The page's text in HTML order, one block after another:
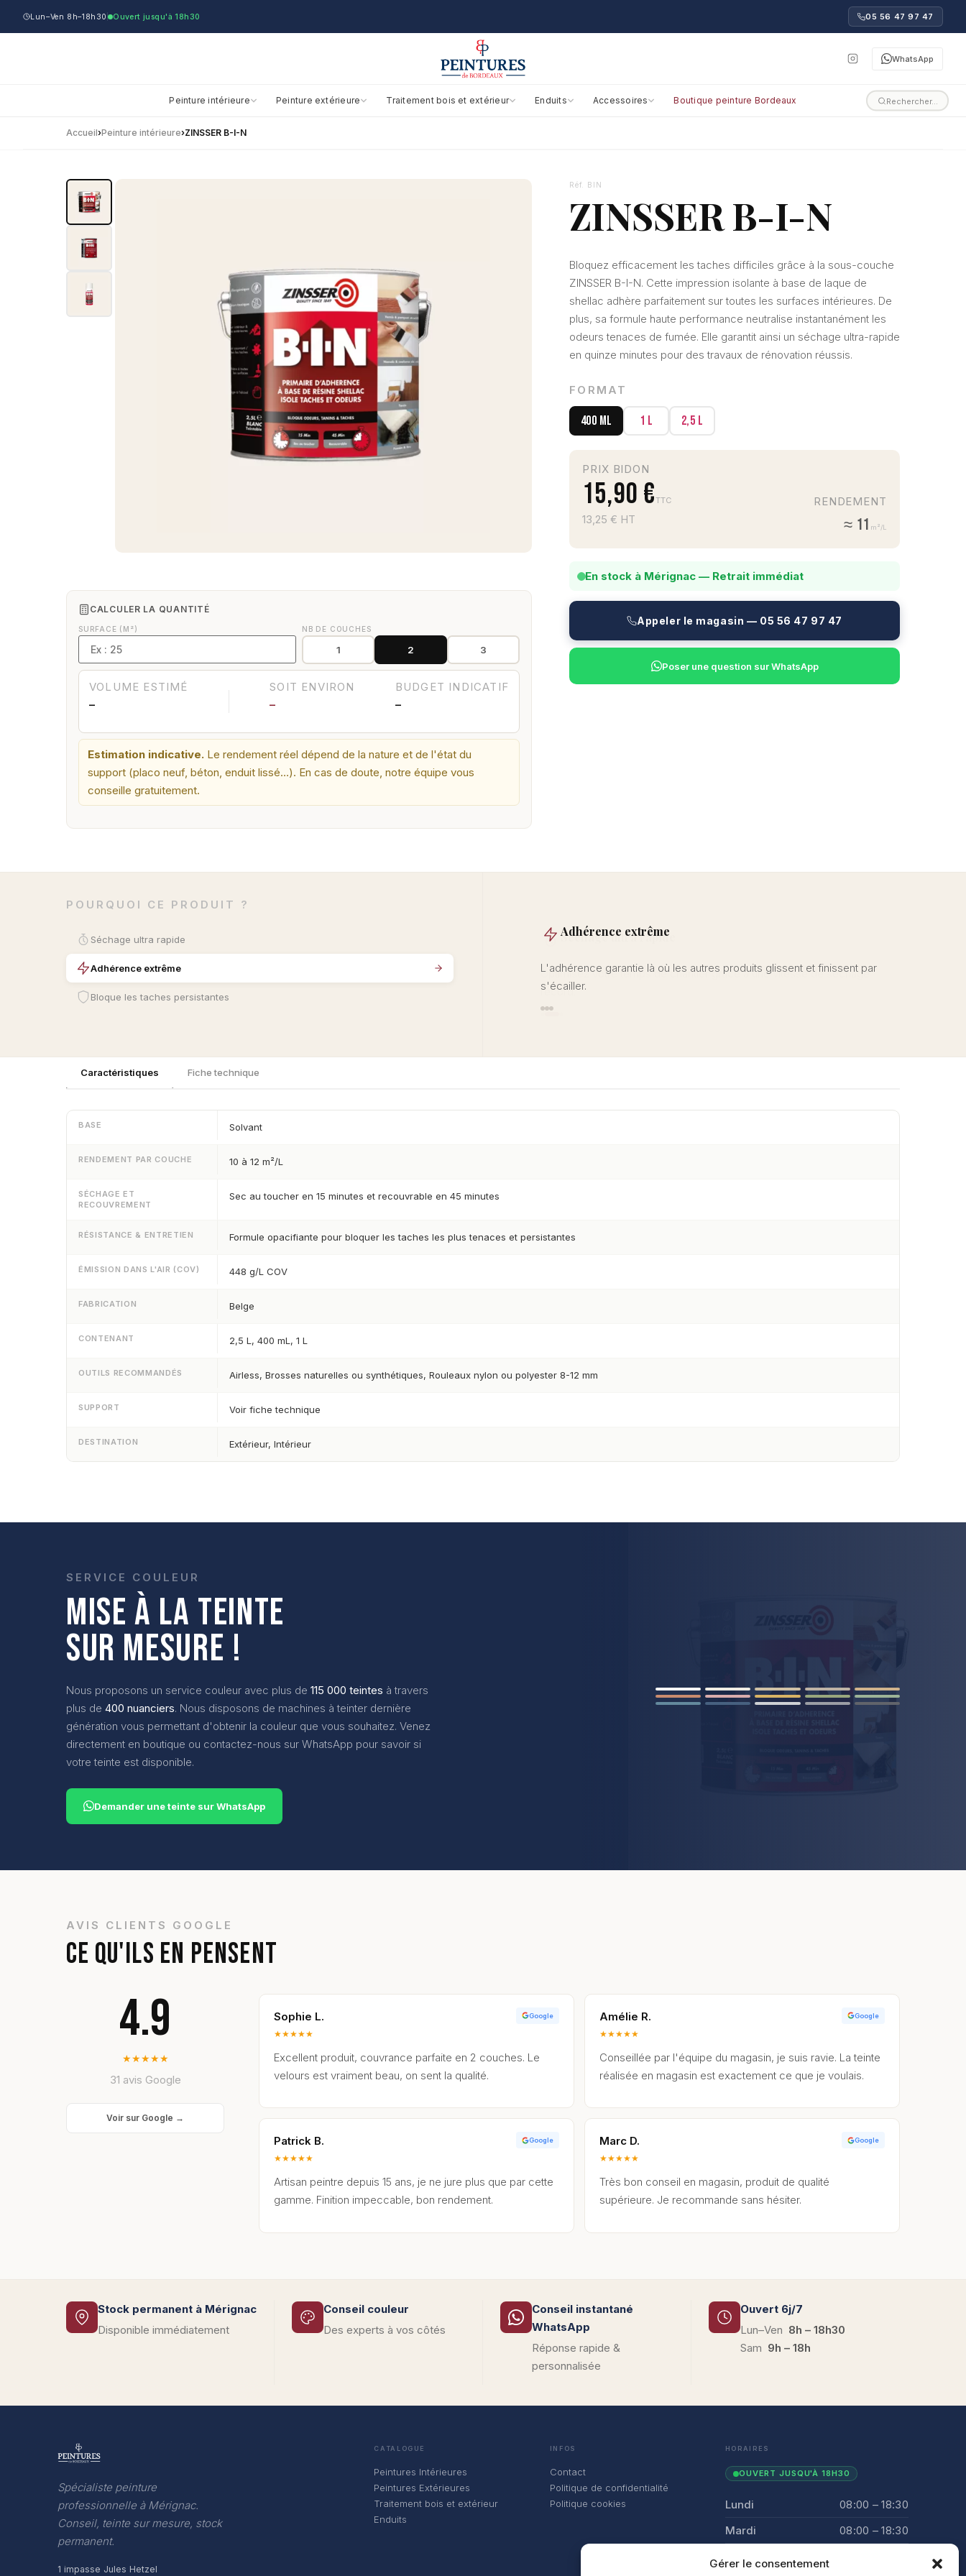
Gérer le consentement
Lun–Ven 8h–18h30 Ouvert jusqu'à 18h30 05 56 47 97 47
WhatsApp
Peinture intérieure Peinture extérieure Traitement bois et extérieur Enduits Accessoires Boutique peinture Bordeaux Rechercher…
Accueil›Peinture intérieure›ZINSSER B-I-N
Réf. BIN
ZINSSER B-I-N
Bloquez efficacement les taches difficiles grâce à la sous-couche
ZINSSER B-I-N. Cette impression isolante à base de laque de
shellac adhère parfaitement sur toutes les surfaces intérieures. De
plus, sa formule haute performance neutralise instantanément les
odeurs tenaces de fumée. Elle garantit ainsi un séchage ultra-rapide
en quinze minutes pour des travaux de rénovation réussis.
FORMAT
400 mL 1 L 2,5 L
PRIX BIDON
15,90 €TTC
13,25 € HT
RENDEMENT
≈ 11 m²/L
En stock à Mérignac — Retrait immédiat
Appeler le magasin — 05 56 47 97 47
Poser une question sur WhatsApp
CALCULER LA QUANTITÉ
SURFACE (M²) NB DE COUCHES
1 2 3
VOLUME ESTIMÉ
—
SOIT ENVIRON
—
BUDGET INDICATIF
—
Estimation indicative. Le rendement réel dépend de la nature et de l'état du
support (placo neuf, béton, enduit lissé…). En cas de doute, notre équipe vous
conseille gratuitement.
POURQUOI CE PRODUIT ?
Séchage ultra rapide
Adhérence extrême
Bloque les taches persistantes
Adhérence extrême
L'adhérence garantie là où les autres produits glissent et finissent par
s'écailler.
Caractéristiques Fiche technique
BASE Solvant
RENDEMENT PAR COUCHE 10 à 12 m²/L
SÉCHAGE ET
RECOUVREMENT
Sec au toucher en 15 minutes et recouvrable en 45 minutes
RÉSISTANCE & ENTRETIEN Formule opacifiante pour bloquer les taches les plus tenaces et persistantes
ÉMISSION DANS L'AIR (COV) 448 g/L COV
FABRICATION Belge
CONTENANT 2,5 L, 400 mL, 1 L
OUTILS RECOMMANDÉS Airless, Brosses naturelles ou synthétiques, Rouleaux nylon ou polyester 8-12 mm
SUPPORT Voir fiche technique
DESTINATION Extérieur, Intérieur
SERVICE COULEUR
MISE À LA TEINTE
SUR MESURE !
Nous proposons un service couleur avec plus de 115 000 teintes à travers
plus de 400 nuanciers. Nous disposons de machines à teinter dernière
génération vous permettant d'obtenir la couleur que vous souhaitez. Venez
directement en boutique ou contactez-nous sur WhatsApp pour savoir si
votre teinte est disponible.
Demander une teinte sur WhatsApp
AVIS CLIENTS GOOGLE
CE QU'ILS EN PENSENT
4.9
★★★★★
31 avis Google
Voir sur Google →
Sophie L.
★★★★★
Google
Excellent produit, couvrance parfaite en 2 couches. Le
velours est vraiment beau, on sent la qualité.
Amélie R.
★★★★★
Google
Conseillée par l'équipe du magasin, je suis ravie. La teinte
réalisée en magasin est exactement ce que je voulais.
Patrick B.
★★★★★
Google
Artisan peintre depuis 15 ans, je ne jure plus que par cette
gamme. Finition impeccable, bon rendement.
Marc D.
★★★★★
Google
Très bon conseil en magasin, produit de qualité
supérieure. Je recommande sans hésiter.
Stock permanent à Mérignac
Disponible immédiatement
Conseil couleur
Des experts à vos côtés
Conseil instantané
WhatsApp
Réponse rapide &
personnalisée
Ouvert 6j/7
Lun–Ven 8h – 18h30
Sam 9h – 18h
Spécialiste peinture
professionnelle à Mérignac.
Conseil, teinte sur mesure, stock
permanent.
1 impasse Jules Hetzel
CATALOGUE
Peintures Intérieures
Peintures Extérieures
Traitement bois et extérieur
Enduits
INFOS
Contact
Politique de confidentialité
Politique cookies
HORAIRES
OUVERT JUSQU'À 18H30
Lundi
08:00 – 18:30
Mardi
08:00 – 18:30
Mercredi